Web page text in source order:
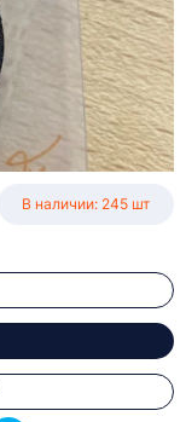
В наличии: 245 шт